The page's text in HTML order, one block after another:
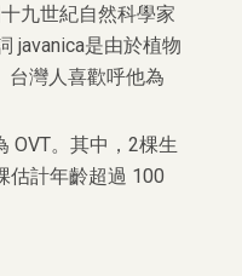
九世紀自然科學家
javanica是由於植物
台灣人喜歡呼他為
OVT。其中，2棵生
估計年齡超過 100